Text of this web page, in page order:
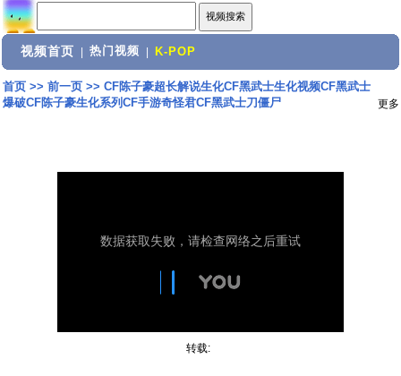
视频首页 热门视频 K-POP
首页>> 前一页>> CF陈子豪超长解说生化CF黑武士生化视频CF黑武士
爆破CF陈子豪生化系列CF手游奇怪君CF黑武士刀僵尸
更多
转载: